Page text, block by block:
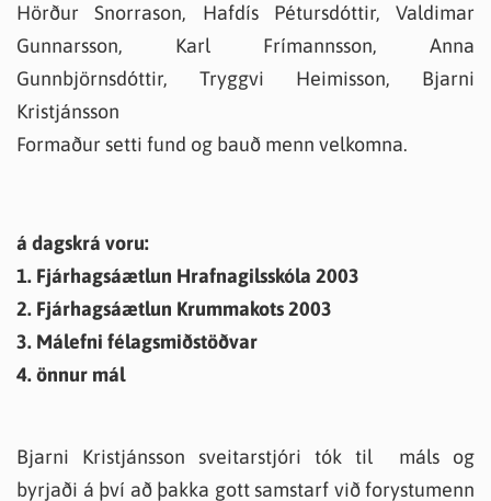
Hörður Snorrason, Hafdís Pétursdóttir, Valdimar
Gunnarsson, Karl Frímannsson, Anna
Gunnbjörnsdóttir, Tryggvi Heimisson, Bjarni
Kristjánsson
Formaður setti fund og bauð menn velkomna.
á dagskrá voru:
1. Fjárhagsáætlun Hrafnagilsskóla 2003
2. Fjárhagsáætlun Krummakots 2003
3. Málefni félagsmiðstöðvar
4. önnur mál
Bjarni Kristjánsson sveitarstjóri tók til máls og
byrjaði á því að þakka gott samstarf við forystumenn